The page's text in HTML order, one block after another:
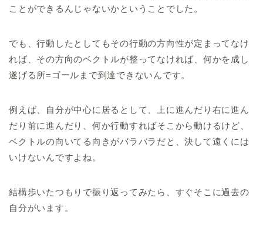
ことができるんじゃないかということでした。
でも、行動したとしてもその行動の方向性が定まってなけ
れば、その方向のベクトルが整ってなければ、何かを成し
遂げる所=ゴールまで到達できないんです。
例えば、自分が中心に居るとして、上に進んだり右に進ん
だり前に進んだり、何か行動すればそこから動けるけど、
ベクトルの向いてる向きがバラバラだと、決して遠くには
いけないんですよね。
結構歩いたつもりで振り返ってみたら、すぐそこに過去の
自分がいます。